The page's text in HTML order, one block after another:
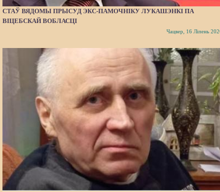
СТАЎ ВЯДОМЫ ПРЫСУД ЭКС-ПАМОЧНІКУ ЛУКАШЭНКІ ПА
ВІЦЕБСКАЙ ВОБЛАСЦІ
Чацвер, 16 Ліпень